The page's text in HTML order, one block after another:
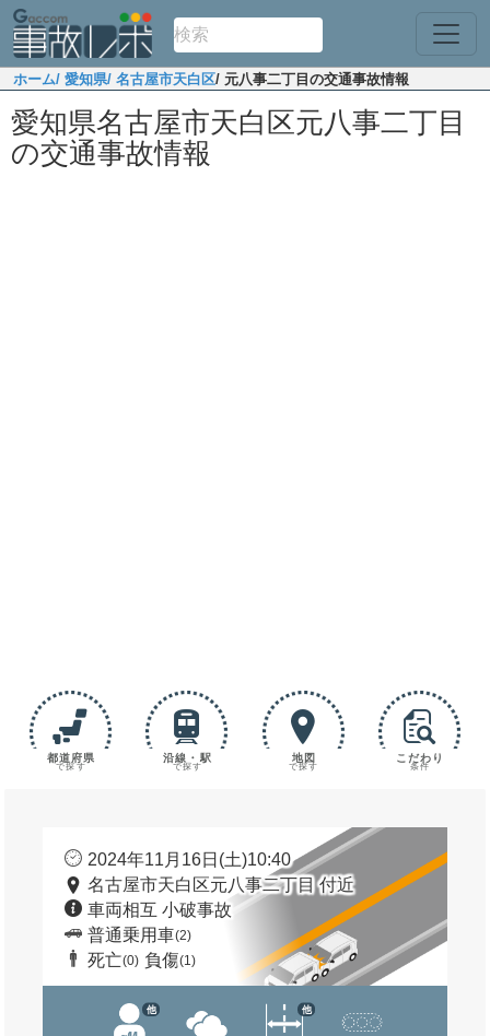
ホーム/ 愛知県/ 名古屋市天白区/ 元八事二丁目の交通事故情報
愛知県名古屋市天白区元八事二丁目
の交通事故情報
都道府県
で探す
沿線・駅
で探す
地図
で探す
こだわり
条件
2024年11月16日(土)10:40
名古屋市天白区元八事二丁目 付近
車両相互 小破事故
普通乗用車(2)
死亡(0) 負傷(1)
他 他